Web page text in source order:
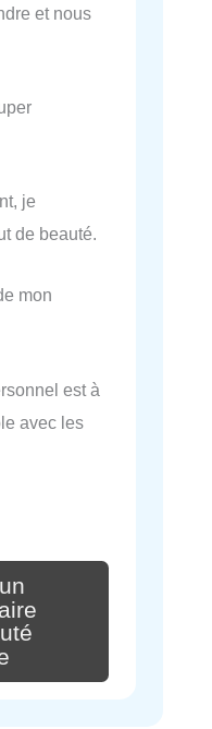
et nous
je
de beauté.
mon
est à
avec les